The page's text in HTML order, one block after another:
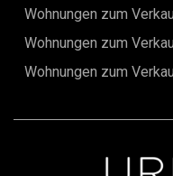
Wohnungen zum
Wohnungen zum
Wohnungen zum